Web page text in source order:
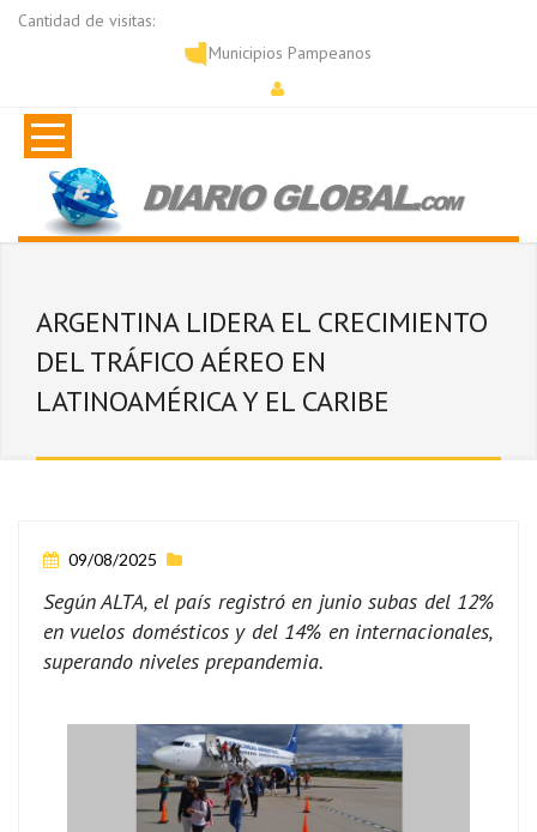
Cantidad de visitas:
Municipios Pampeanos
ARGENTINA LIDERA EL CRECIMIENTO
DEL TRÁFICO AÉREO EN
LATINOAMÉRICA Y EL CARIBE
09/08/2025
Según ALTA, el país registró en junio subas del 12%
en vuelos domésticos y del 14% en internacionales,
superando niveles prepandemia.